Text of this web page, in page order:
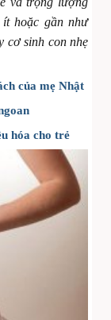
hoặc gần như
cơ sinh con nhẹ
của mẹ Nhật
hóa cho trẻ